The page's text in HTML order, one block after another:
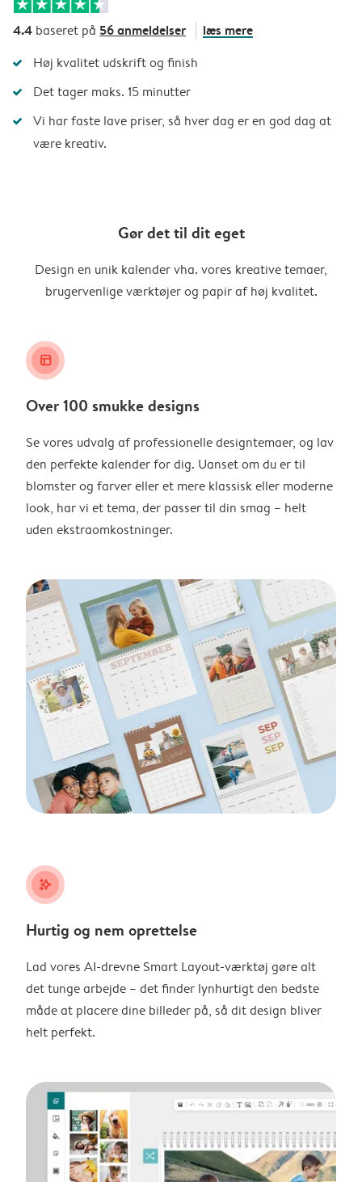
4.4 baseret på 56 anmeldelser læs mere
Høj kvalitet udskrift og finish
Det tager maks. 15 minutter
Vi har faste lave priser, så hver dag er en god dag at
være kreativ.
Gør det til dit eget
Design en unik kalender vha. vores kreative temaer,
brugervenlige værktøjer og papir af høj kvalitet.
layout_alt
Over 100 smukke designs
Se vores udvalg af professionelle designtemaer, og lav
den perfekte kalender for dig. Uanset om du er til
blomster og farver eller et mere klassisk eller moderne
look, har vi et tema, der passer til din smag – helt
uden ekstraomkostninger.
stars_plus
Hurtig og nem oprettelse
Lad vores AI-drevne Smart Layout-værktøj gøre alt
det tunge arbejde – det finder lynhurtigt den bedste
måde at placere dine billeder på, så dit design bliver
helt perfekt.